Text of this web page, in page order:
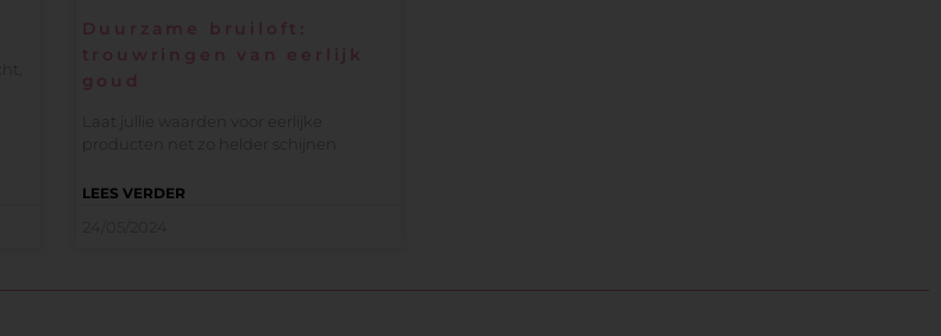
Duurzame bruiloft:
trouwringen van eerlijk
goud
Laat jullie waarden voor eerlijke
producten net zo helder schijnen
LEES VERDER